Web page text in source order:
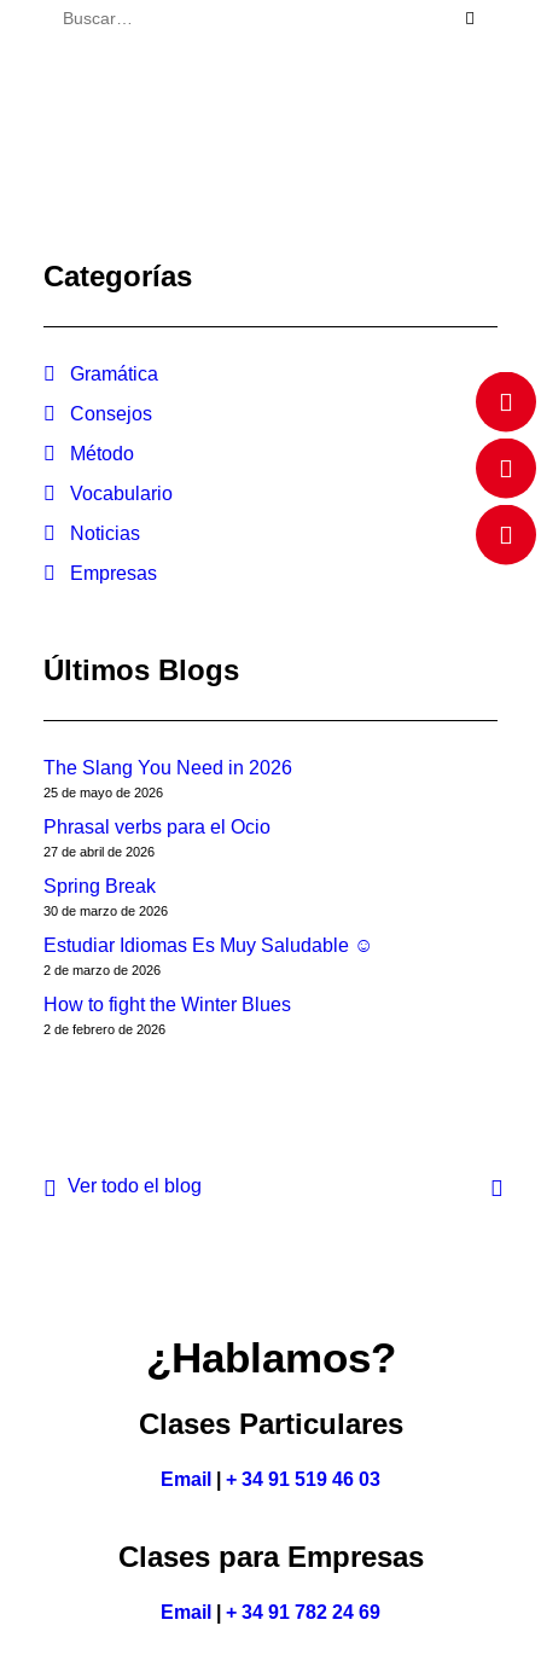
Categorías
Gramática
Consejos
Método
Vocabulario
Noticias
Empresas
Últimos Blogs
The Slang You Need in 2026
25 de mayo de 2026
Phrasal verbs para el Ocio
27 de abril de 2026
Spring Break
30 de marzo de 2026
Estudiar Idiomas Es Muy Saludable ☺
2 de marzo de 2026
How to fight the Winter Blues
2 de febrero de 2026
Ver todo el blog
¿Hablamos?
Clases Particulares
Email + 34 91 519 46 03
Clases para Empresas
Email + 34 91 782 24 69